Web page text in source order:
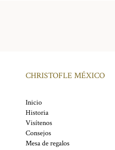
CHRISTOFLE MÉXICO
Inicio
Historia
Visítenos
Consejos
Mesa de regalos